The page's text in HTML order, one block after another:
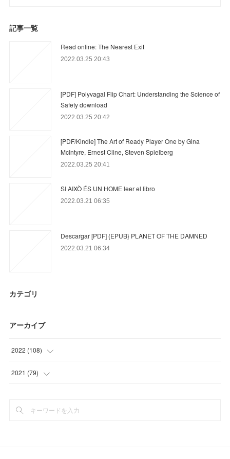
記事一覧
Read online: The Nearest Exit
2022.03.25 20:43
[PDF] Polyvagal Flip Chart: Understanding the Science of
Safety download
2022.03.25 20:42
[PDF/Kindle] The Art of Ready Player One by Gina
McIntyre, Ernest Cline, Steven Spielberg
2022.03.25 20:41
SI AIXÒ ÉS UN HOME leer el libro
2022.03.21 06:35
Descargar [PDF] {EPUB} PLANET OF THE DAMNED
2022.03.21 06:34
カテゴリ
アーカイブ
2022 (108)
(33 )
(
2021 (79)
(